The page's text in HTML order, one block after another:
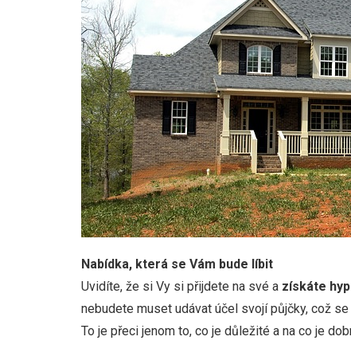
Nabídka, která se Vám bude líbit
Uvidíte, že si Vy si přijdete na své a získáte
nebudete muset udávat účel svojí půjčky, což
To je přeci jenom to, co je důležité a na co je